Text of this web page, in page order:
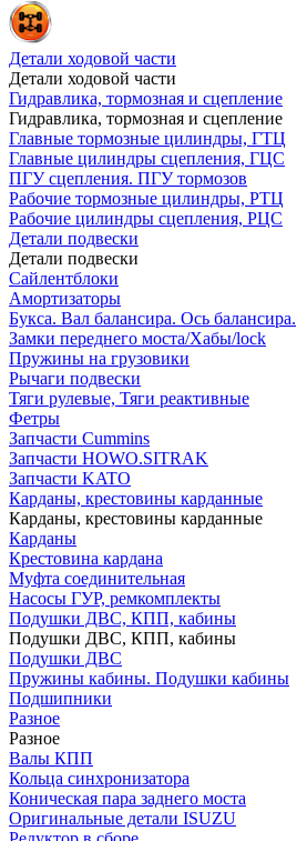
Детали ходовой части
Детали ходовой части
Гидравлика, тормозная и сцепление
Гидравлика, тормозная и сцепление
Главные тормозные цилиндры, ГТЦ
Главные цилиндры сцепления, ГЦС
ПГУ сцепления. ПГУ тормозов
Рабочие тормозные цилиндры, РТЦ
Рабочие цилиндры сцепления, РЦС
Детали подвески
Детали подвески
Cайлентблоки
Амортизаторы
Букса. Вал балансира. Ось балансира.
Замки переднего моста/Хабы/lock
Пружины на грузовики
Рычаги подвески
Тяги рулевые, Тяги реактивные
Фетры
Запчасти Cummins
Запчасти HOWO.SITRAK
Запчасти KATO
Карданы, крестовины карданные
Карданы, крестовины карданные
Карданы
Крестовина кардана
Муфта соединительная
Насосы ГУР, ремкомплекты
Подушки ДВС, КПП, кабины
Подушки ДВС, КПП, кабины
Подушки ДВС
Пружины кабины. Подушки кабины
Подшипники
Разное
Разное
Валы КПП
Кольца синхронизатора
Коническая пара заднего моста
Оригинальные детали ISUZU